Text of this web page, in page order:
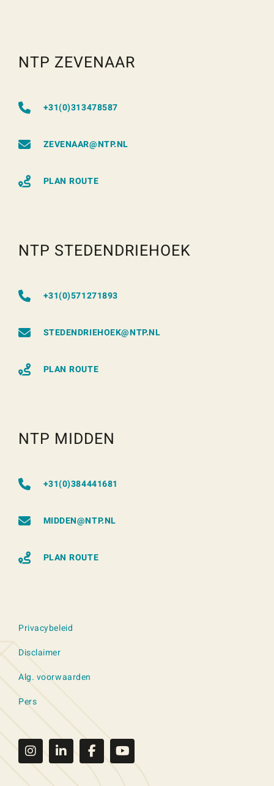
NTP ZEVENAAR
+31(0)313478587
ZEVENAAR@NTP.NL
PLAN ROUTE
NTP STEDENDRIEHOEK
+31(0)571271893
STEDENDRIEHOEK@NTP.NL
PLAN ROUTE
NTP MIDDEN
+31(0)384441681
MIDDEN@NTP.NL
PLAN ROUTE
Privacybeleid
Disclaimer
Alg. voorwaarden
Pers